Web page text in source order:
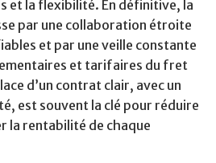
et la flexibilité. En définitive, la
par une collaboration étroite
et par une veille constante
et tarifaires du fret
d’un contrat clair, avec un
est souvent la clé pour réduire
la rentabilité de chaque